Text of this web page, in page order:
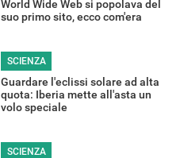
World Wide Web si popolava del
suo primo sito, ecco com'era
SCIENZA
Guardare l'eclissi solare ad alta
quota: Iberia mette all'asta un
volo speciale
SCIENZA